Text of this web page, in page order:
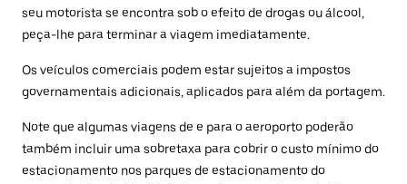
seu motorista se encontra sob o efeito de drogas ou álcool,
peça-lhe para terminar a viagem imediatamente.
Os veículos comerciais podem estar sujeitos a impostos
governamentais adicionais, aplicados para além da portagem.
Note que algumas viagens de e para o aeroporto poderão
também incluir uma sobretaxa para cobrir o custo mínimo do
estacionamento nos parques de estacionamento do